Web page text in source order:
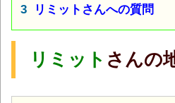
リミットさんへの質問
リミット さんの